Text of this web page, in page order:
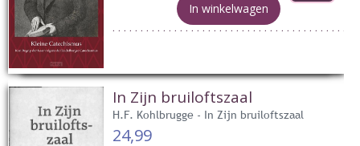
In winkelwagen
In Zijn bruiloftszaal
H.F. Kohlbrugge - In Zijn bruiloftszaal
24,99